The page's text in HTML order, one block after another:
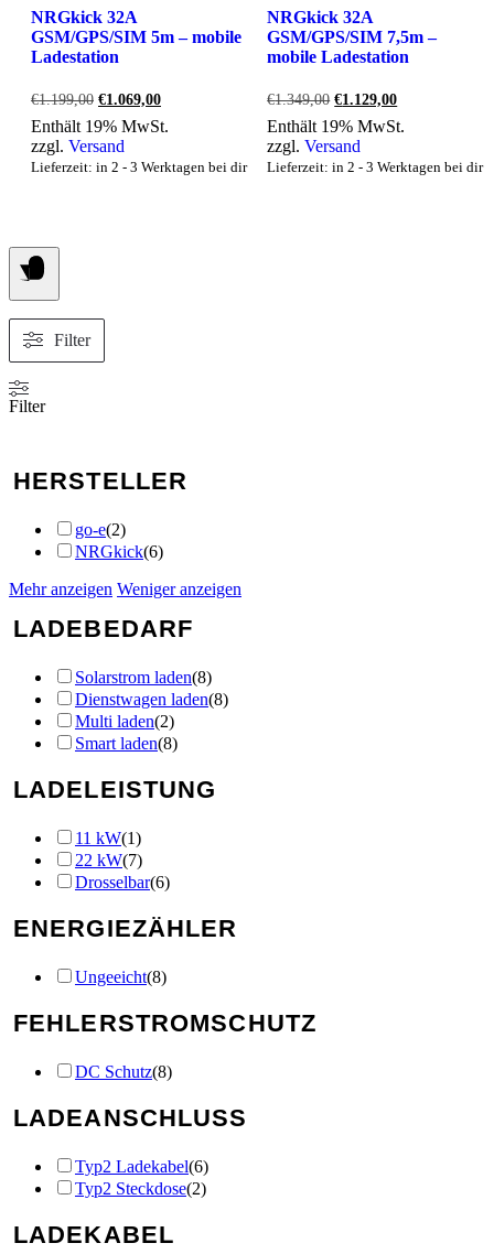
NRGkick 32A
GSM/GPS/SIM 5m – mobile
Ladestation
€1.199,00 Ursprünglicher
war:
€1.199,00
€1.069,00Aktueller
ist:
Enthält 19% MwSt.
zzgl. Versand
Lieferzeit: in 2 - 3 Werktagen bei dir
NRGkick 32A
GSM/GPS/SIM 7,5m –
mobile Ladestation
€1.349,00 Ursprünglicher
war:
€1.349,00
€1.129,00Aktueller
ist:
Enthält 19% MwSt.
zzgl.Versand
Lieferzeit: in 2 - 3 Werktagen bei dir
Filter
Filter
HERSTELLER
go-e(2)
NRGkick(6)
Mehr anzeigen Weniger anzeigen
LADEBEDARF
Solarstrom laden(8)
Dienstwagen laden(8)
Multi laden(2)
Smart laden(8)
LADELEISTUNG
11 kW(1)
22 kW(7)
Drosselbar(6)
ENERGIEZÄHLER
Ungeeicht(8)
FEHLERSTROMSCHUTZ
DC Schutz(8)
LADEANSCHLUSS
Typ2 Ladekabel(6)
Typ2 Steckdose(2)
LADEKABEL